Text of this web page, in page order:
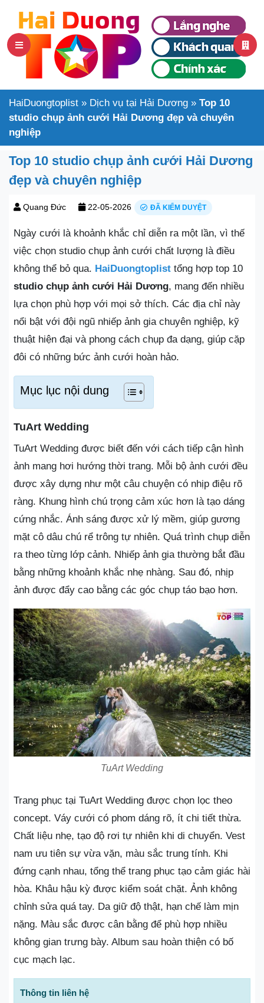
HaiDuongtoplist » Dịch vụ tại Hải Dương » Top 10
studio chụp ảnh cưới Hải Dương đẹp và chuyên
nghiệp
Top 10 studio chụp ảnh cưới Hải Dương
đẹp và chuyên nghiệp
Quang Đức 22-05-2026 ĐÃ KIỂM DUYỆT
Ngày cưới là khoảnh khắc chỉ diễn ra một lần, vì thế
việc chọn studio chụp ảnh cưới chất lượng là điều
không thể bỏ qua. HaiDuongtoplist tổng hợp top 10
studio chụp ảnh cưới Hải Dương, mang đến nhiều
lựa chọn phù hợp với mọi sở thích. Các địa chỉ này
nổi bật với đội ngũ nhiếp ảnh gia chuyên nghiệp, kỹ
thuật hiện đại và phong cách chụp đa dạng, giúp cặp
đôi có những bức ảnh cưới hoàn hảo.
Mục lục nội dung
TuArt Wedding
TuArt Wedding được biết đến với cách tiếp cận hình
ảnh mang hơi hướng thời trang. Mỗi bộ ảnh cưới đều
được xây dựng như một câu chuyện có nhịp điệu rõ
ràng. Khung hình chú trọng cảm xúc hơn là tạo dáng
cứng nhắc. Ánh sáng được xử lý mềm, giúp gương
mặt cô dâu chú rể trông tự nhiên. Quá trình chụp diễn
ra theo từng lớp cảnh. Nhiếp ảnh gia thường bắt đầu
bằng những khoảnh khắc nhẹ nhàng. Sau đó, nhịp
ảnh được đẩy cao bằng các góc chụp táo bạo hơn.
TuArt Wedding
Trang phục tại TuArt Wedding được chọn lọc theo
concept. Váy cưới có phom dáng rõ, ít chi tiết thừa.
Chất liệu nhẹ, tạo độ rơi tự nhiên khi di chuyển. Vest
nam ưu tiên sự vừa vặn, màu sắc trung tính. Khi
đứng cạnh nhau, tổng thể trang phục tạo cảm giác hài
hòa. Khâu hậu kỳ được kiểm soát chặt. Ảnh không
chỉnh sửa quá tay. Da giữ độ thật, hạn chế làm mịn
nặng. Màu sắc được cân bằng để phù hợp nhiều
không gian trưng bày. Album sau hoàn thiện có bố
cục mạch lạc.
Thông tin liên hệ